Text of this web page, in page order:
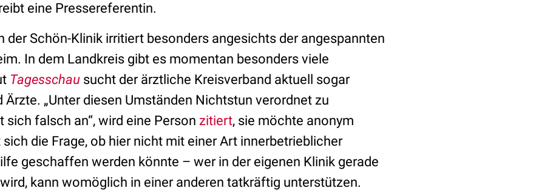
eine Pressereferentin.
der Schön-Klinik irritiert besonders angesichts der angespannten
In dem Landkreis gibt es momentan besonders viele
Tagesschau sucht der ärztliche Kreisverband aktuell sogar
„Unter diesen Umständen Nichtstun verordnet zu
sich falsch an“, wird eine Person zitiert, sie möchte anonym
die Frage, ob hier nicht mit einer Art innerbetrieblicher
geschaffen werden könnte – wer in der eigenen Klinik gerade
kann womöglich in einer anderen tatkräftig unterstützen.